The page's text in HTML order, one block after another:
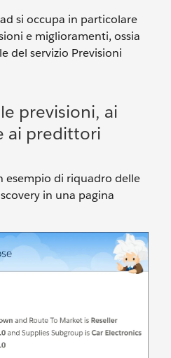
si occupa in particolare
e miglioramenti, ossia
del servizio Previsioni
previsioni, ai
ai predittori
esempio di riquadro delle
in una pagina